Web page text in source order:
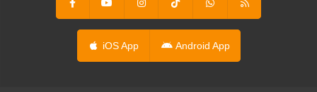
iOS App Android App